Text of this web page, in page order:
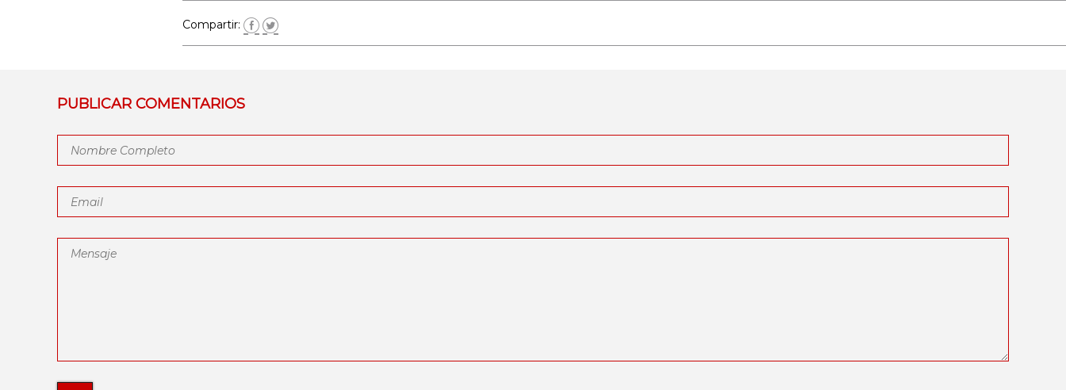
Compartir:
PUBLICAR COMENTARIOS